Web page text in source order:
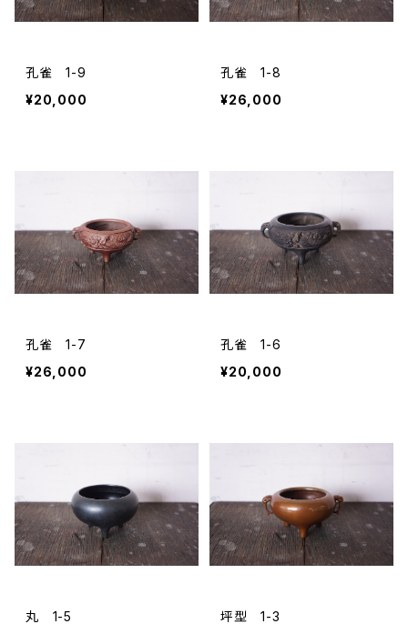
孔雀 1-9
¥20,000
孔雀 1-8
¥26,000
孔雀 1-7
¥26,000
孔雀 1-6
¥20,000
丸 1-5 坪型 1-3